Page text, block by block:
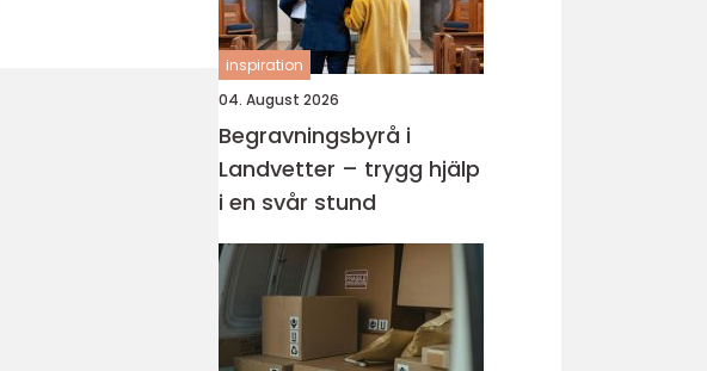
inspiration
04. August 2026
Begravningsbyrå i
Landvetter – trygg hjälp
i en svår stund